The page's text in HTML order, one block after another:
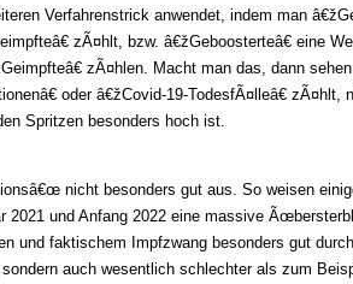
Verfahrenstrick anwendet, indem man
zÃ¤hlt, bzw. â€žGeboosterteâ€ eine
zÃ¤hlen. Macht man das, dann
oder â€žCovid-19-TodesfÃ¤lleâ€
Spritzen besonders hoch ist.
nicht besonders gut aus. So weisen
und Anfang 2022 eine massive
und faktischem Impfzwang besonders gut
auch wesentlich schlechter als zum